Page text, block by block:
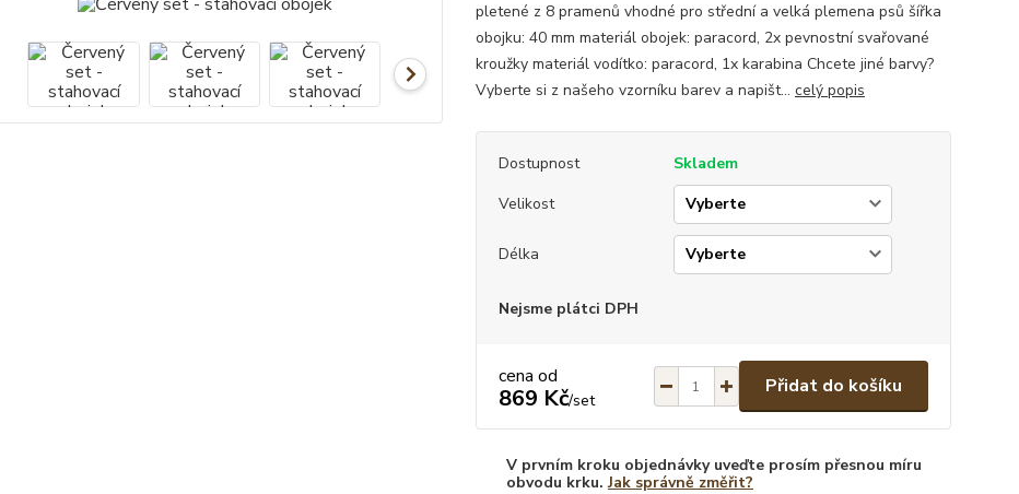
pletené z 8 pramenů vhodné pro střední a velká plemena psů šířka
obojku: 40 mm materiál obojek: paracord, 2x pevnostní svařované
kroužky materiál vodítko: paracord, 1x karabina Chcete jiné barvy?
Vyberte si z našeho vzorníku barev a napišt... celý popis
Dostupnost
Skladem
Velikost
Délka
Nejsme plátci DPH
cena od
869 Kč/set
Přidat do košíku
V prvním kroku objednávky uveďte prosím přesnou míru
obvodu krku.Jak správně změřit?